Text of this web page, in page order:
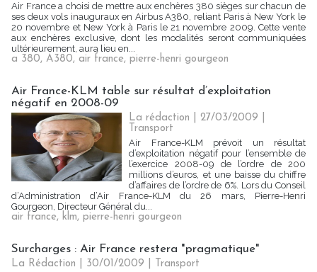
Air France a choisi de mettre aux enchères 380 sièges sur chacun de
ses deux vols inauguraux en Airbus A380, reliant Paris à New York le
20 novembre et New York à Paris le 21 novembre 2009. Cette vente
aux enchères exclusive, dont les modalités seront communiquées
ultérieurement, aura lieu en...
a 380, A380, air france, pierre-henri gourgeon
Air France-KLM table sur résultat d’exploitation
négatif en 2008-09
La rédaction | 27/03/2009
Transport
Air France-KLM prévoit un résultat
d’exploitation négatif pour l’ensemble de
l’exercice 2008-09 de l’ordre de 200
millions d’euros, et une baisse du chiffre
d’affaires de l’ordre de 6%. Lors du Conseil
d’Administration d’Air France-KLM du 26 mars, Pierre-Henri
Gourgeon, Directeur Général du...
air france, klm, pierre-henri gourgeon
Surcharges : Air France restera "pragmatique"
La Rédaction | 30/01/2009
Transport